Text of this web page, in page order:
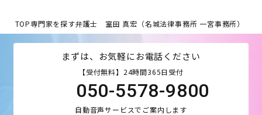
TOP専門家を探す弁護士 室田 真宏（名城法律事務所 一宮事務所）
まずは、お気軽にお電話ください
【受付無料】24時間365日受付
050-5578-9800
自動音声サービスでご案内します